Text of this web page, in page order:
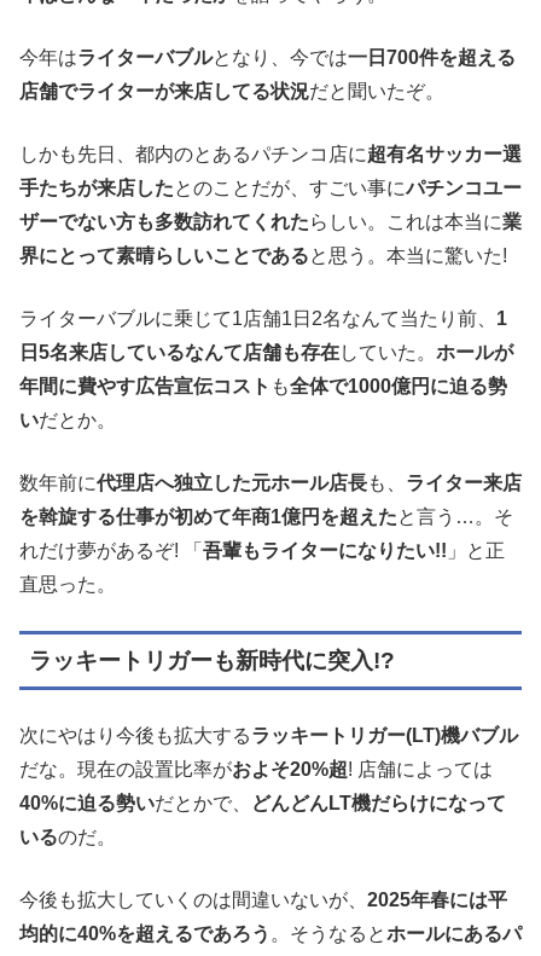
今年はライターバブルとなり、今では一日700件を超える
店舗でライターが来店してる状況だと聞いたぞ。
しかも先日、都内のとあるパチンコ店に超有名サッカー選
手たちが来店したとのことだが、すごい事にパチンコユー
ザーでない方も多数訪れてくれたらしい。これは本当に業
界にとって素晴らしいことであると思う。本当に驚いた!
ライターバブルに乗じて1店舗1日2名なんて当たり前、 1
日5名来店しているなんて店舗も存在していた。 ホールが
年間に費やす広告宣伝コスト も全体で1000億円に迫る勢
いだとか。
数年前に代理店へ独立した元ホール店長も、 ライター来店
を斡旋する仕事が初めて年商1億円を超えたと言う…。そ
れだけ夢があるぞ! 「 吾輩もライターになりたい!! 」と正
直思った。
ラッキートリガーも新時代に突入!?
次にやはり今後も拡大するラッキートリガー(LT)機バブル
だな。現在の設置比率がおよそ20%超! 店舗によっては
40%に迫る勢いだとかで、
どんどんLT機だらけになって
いるのだ。
今後も拡大していくのは間違いないが、 2025年春には平
均的に40%を超えるであろう 。そうなるとホールにあるパ